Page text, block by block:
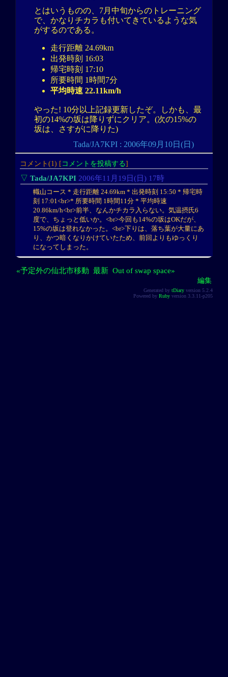
とはいうものの、7月中旬からのトレーニング
で、かなりチカラも付いてきているような気
がするのである。
走行距離 24.69km
出発時刻 16:03
帰宅時刻 17:10
所要時間 1時間7分
平均時速 22.11km/h
やった! 10分以上記録更新したぞ。しかも、最
初の14%の坂は降りずにクリア。(次の15%の
坂は、さすがに降りた)
Tada/JA7KPI : 2006年09月10日(日)
コメント(1) [コメントを投稿する]
▽ Tada/JA7KPI 2006年11月19日(日) 17時
幟山コース * 走行距離 24.69km * 出発時刻 15:50 * 帰宅時
刻 17:01<br>* 所要時間 1時間11分 * 平均時速
20.86km/h<br>前半、なんかチカラ入らない。気温摂氏6
度で、ちょっと低いか。<br>今回も14%の坂はOKだが、
15%の坂は登れなかった。<br>下りは、落ち葉が大量にあ
り、かつ暗くなりかけていたため、前回よりもゆっくり
になってしまった。
«予定外の仙北市移動 最新 Out of swap space»
編集
Generated by tDiary version 5.2.4
Powered by Ruby version 3.3.11-p205